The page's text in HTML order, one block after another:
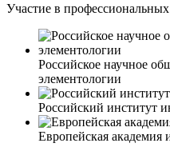
Участие в
Российское научное
элементологии
Российский институт
Европейская академия